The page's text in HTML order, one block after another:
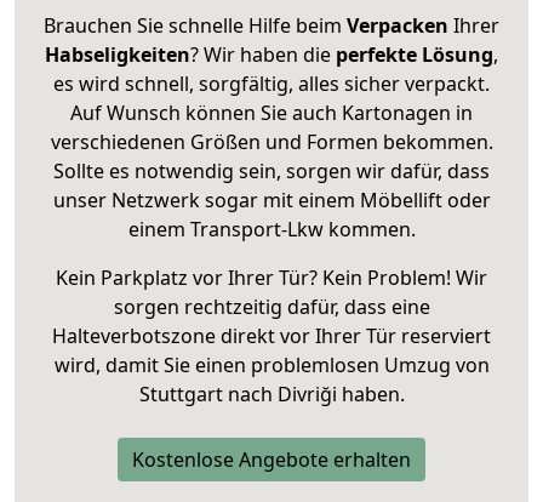
Brauchen Sie schnelle Hilfe beim Verpacken Ihrer
Habseligkeiten? Wir haben die perfekte Lösung,
es wird schnell, sorgfältig, alles sicher verpackt.
Auf Wunsch können Sie auch Kartonagen in
verschiedenen Größen und Formen bekommen.
Sollte es notwendig sein, sorgen wir dafür, dass
unser Netzwerk sogar mit einem Möbellift oder
einem Transport-Lkw kommen.
Kein Parkplatz vor Ihrer Tür? Kein Problem! Wir
sorgen rechtzeitig dafür, dass eine
Halteverbotszone direkt vor Ihrer Tür reserviert
wird, damit Sie einen problemlosen Umzug von
Stuttgart nach Divriği haben.
Kostenlose Angebote erhalten